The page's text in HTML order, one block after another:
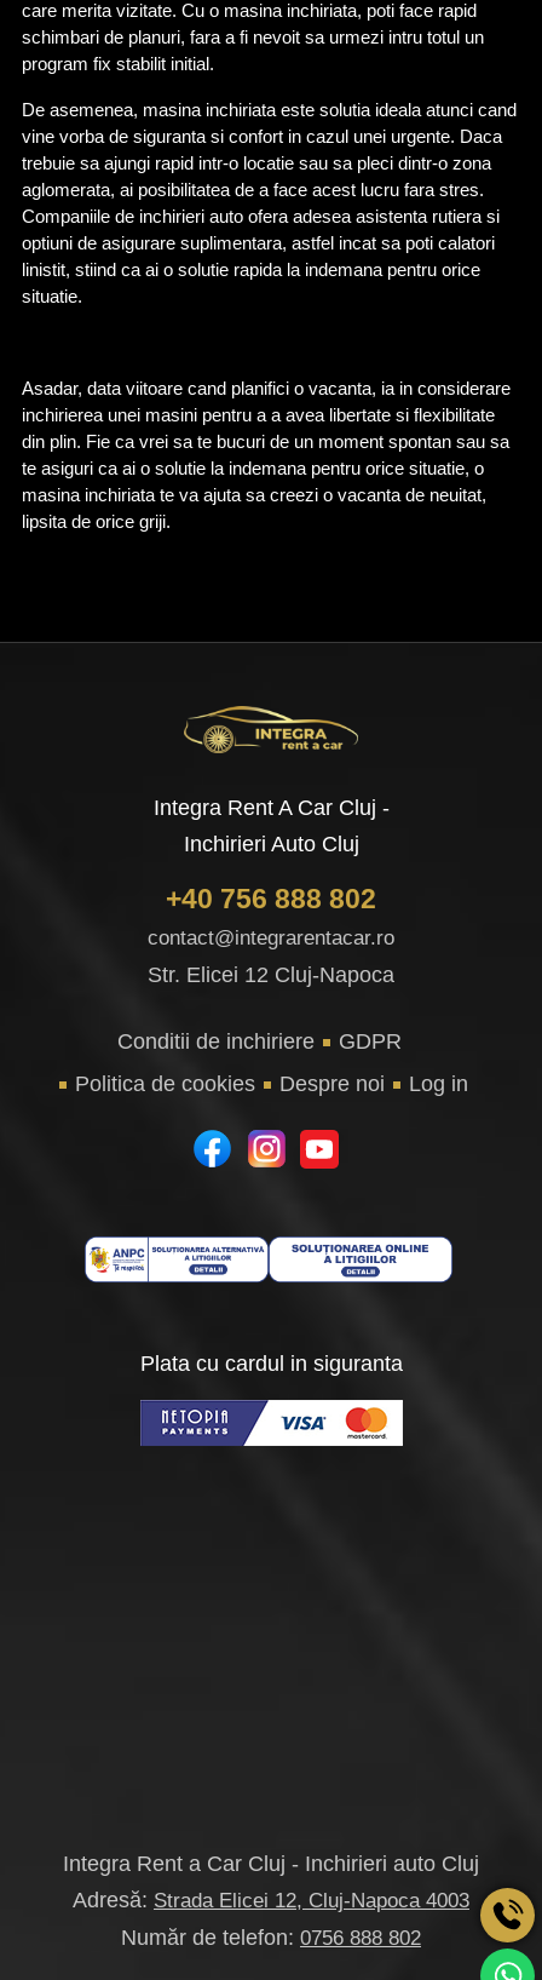
care merita vizitate. Cu o masina inchiriata, poti face rapid
schimbari de planuri, fara a fi nevoit sa urmezi intru totul un
program fix stabilit initial.
De asemenea, masina inchiriata este solutia ideala atunci cand
vine vorba de siguranta si confort in cazul unei urgente. Daca
trebuie sa ajungi rapid intr-o locatie sau sa pleci dintr-o zona
aglomerata, ai posibilitatea de a face acest lucru fara stres.
Companiile de inchirieri auto ofera adesea asistenta rutiera si
optiuni de asigurare suplimentara, astfel incat sa poti calatori
linistit, stiind ca ai o solutie rapida la indemana pentru orice
situatie.
Asadar, data viitoare cand planifici o vacanta, ia in considerare
inchirierea unei masini pentru a a avea libertate si flexibilitate
din plin. Fie ca vrei sa te bucuri de un moment spontan sau sa
te asiguri ca ai o solutie la indemana pentru orice situatie, o
masina inchiriata te va ajuta sa creezi o vacanta de neuitat,
lipsita de orice griji.
Integra Rent A Car Cluj -
Inchirieri Auto Cluj
+40 756 888 802
contact@integrarentacar.ro
Str. Elicei 12 Cluj-Napoca
Conditii de inchiriere
GDPR
Politica de cookies
Despre noi Log in
Plata cu cardul in siguranta
Integra Rent a Car Cluj - Inchirieri auto Cluj
Adresă: Strada Elicei 12, Cluj-Napoca 4003
Număr de telefon: 0756 888 802